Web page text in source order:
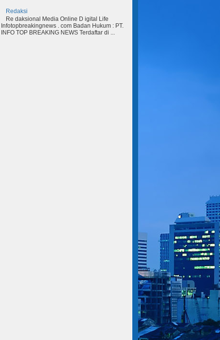
Redaksi
Re daksional Media Online D igital Life
Infotopbreakingnews . com Badan Hukum : PT.
INFO TOP BREAKING NEWS Terdaftar di ...